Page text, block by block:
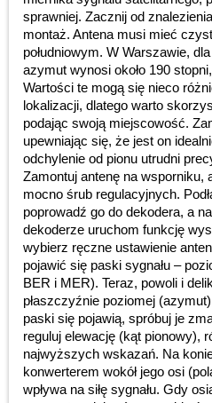
sprawniej. Zacznij od
montaż. Antena musi mieć
południowym. W Warszawie,
azymut wynosi około 190
Wartości te mogą się nieco
lokalizacji, dlatego warto
podając swoją miejscowość.
upewniając się, że jest on
odchylenie od pionu utrudni
Zamontuj antenę na wsporniku,
mocno śrub regulacyjnych.
poprowadź go do dekodera, a
dekoderze uruchom funkcję
wybierz ręczne ustawienie
pojawić się paski sygnału –
BER i MER). Teraz, powoli i
płaszczyźnie poziomej
paski się pojawią, spróbuj je
reguluj elewację (kąt pionowy),
najwyższych wskazań. Na
konwerterem wokół jego osi
wpływa na siłę sygnału. Gdy